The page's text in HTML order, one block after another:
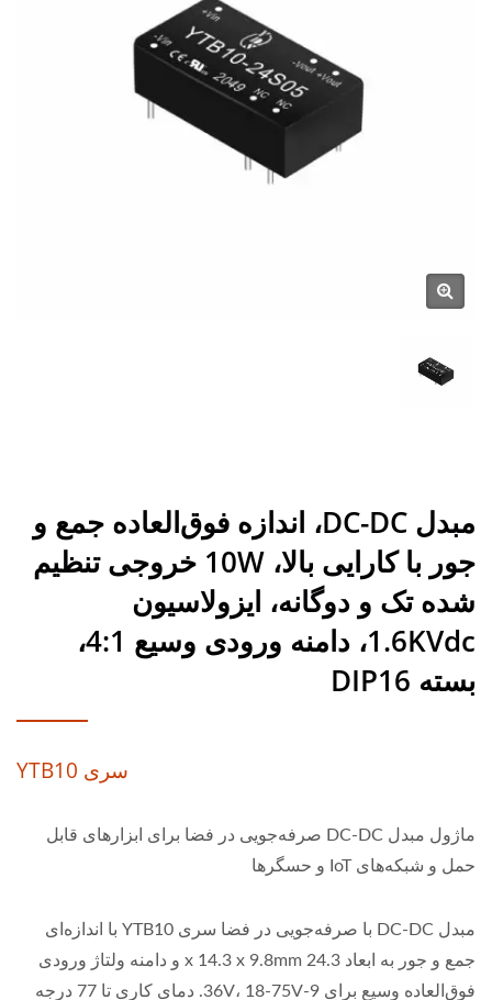
مبدل DC-DC، اندازه فوق‌العاده جمع و
جور با کارایی بالا، 10W خروجی تنظیم
شده تک و دوگانه، ایزولاسیون
1.6KVdc، دامنه ورودی وسیع 4:1،
بسته DIP16
سری YTB10
ماژول مبدل DC-DC صرفه‌جویی در فضا برای ابزارهای قابل
حمل و شبکه‌های IoT و حسگرها
مبدل DC-DC با صرفه‌جویی در فضا سری YTB10 با اندازه‌ای
جمع و جور به ابعاد 24.3 x 14.3 x 9.8mm و دامنه ولتاژ ورودی
فوق‌العاده وسیع برای 9-36V، 18-75V. دمای کاری تا 77 درجه